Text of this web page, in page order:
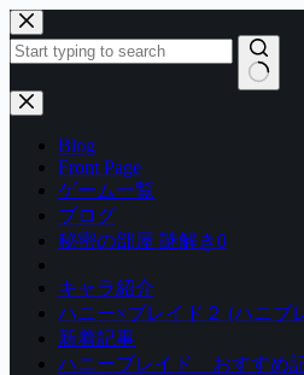
コ
ン
テ
ン
ツ
結
Blog
Front Page
ゲーム一覧
ブログ
秘密の部屋 謎解き0
キャラ紹介
ハニー×ブレイド２ (ハニブ
新着記事
ハニーブレイド おすすめ